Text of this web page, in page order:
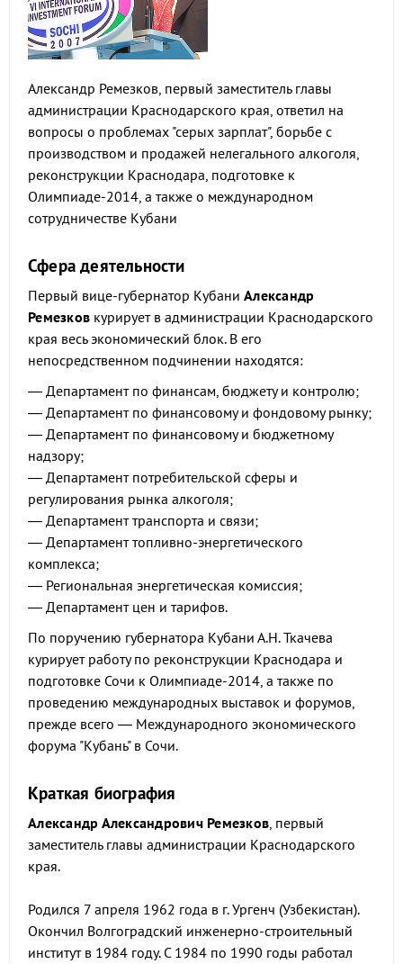
Александр Ремезков, первый заместитель главы
администрации Краснодарского края, ответил на
вопросы о проблемах "серых зарплат", борьбе с
производством и продажей нелегального алкоголя,
реконструкции Краснодара, подготовке к
Олимпиаде-2014, а также о международном
сотрудничестве Кубани
Сфера деятельности
Первый вице-губернатор Кубани Александр
Ремезков курирует в администрации Краснодарского
края весь экономический блок. В его
непосредственном подчинении находятся:
— Департамент по финансам, бюджету и контролю;
— Департамент по финансовому и фондовому рынку;
— Департамент по финансовому и бюджетному
надзору;
— Департамент потребительской сферы и
регулирования рынка алкоголя;
— Департамент транспорта и связи;
— Департамент топливно-энергетического
комплекса;
— Региональная энергетическая комиссия;
— Департамент цен и тарифов.
По поручению губернатора Кубани А.Н. Ткачева
курирует работу по реконструкции Краснодара и
подготовке Сочи к Олимпиаде-2014, а также по
проведению международных выставок и форумов,
прежде всего — Международного экономического
форума "Кубань" в Сочи.
Краткая биография
Александр Александрович Ремезков, первый
заместитель главы администрации Краснодарского
края.
Родился 7 апреля 1962 года в г. Ургенч (Узбекистан).
Окончил Волгоградский инженерно-строительный
институт в 1984 году. С 1984 по 1990 годы работал